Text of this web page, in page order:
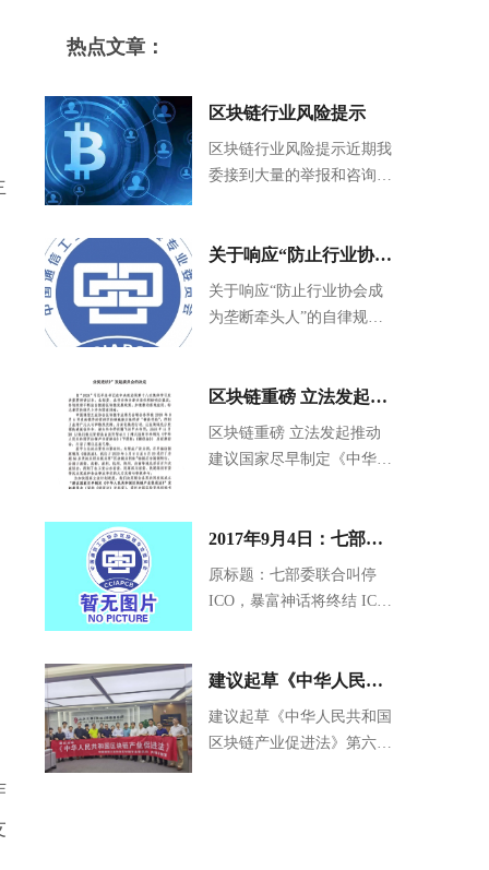
热点文章：
区块链行业风险提示
区块链行业风险提示近期我
委接到大量的举报和咨询电
们特向委员单位以及行业提
出自...
关于响应“防止行业协会
成为垄断牵头人”的自律
规范通知
关于响应“防止行业协会成
为垄断牵头人”的自律规范
区块链重磅 立法发起推
动 建议国家尽早制定
《中华人民共和国区块
员会成立
区块链重磅 立法发起推动
建议国家尽早制定《中华人
2017年9月4日：七部委
禁止ICO
原标题：七部委联合叫停
ICO，暴富神话将终结 ICO
和证监会等七部委联合发布
了《...
建议起草《中华人民共
和国区块链产业促进
法》第六次座谈会_杭州
建议起草《中华人民共和国
区块链产业促进法》第六次